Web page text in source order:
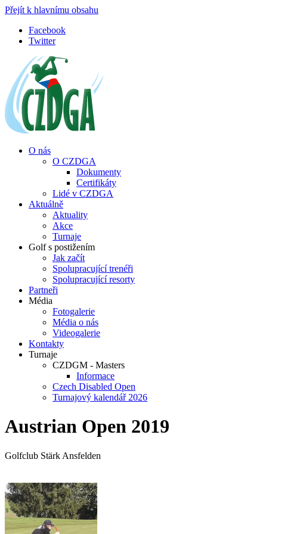
Přejít k hlavnímu obsahu
Facebook
Twitter
O nás
O CZDGA
Dokumenty
Certifikáty
Lidé v CZDGA
Aktuálně
Aktuality
Akce
Turnaje
Golf s postižením
Jak začít
Spolupracující trenéři
Spolupracující resorty
Partneři
Média
Fotogalerie
Média o nás
Videogalerie
Kontakty
Turnaje
CZDGM - Masters
Informace
Czech Disabled Open
Turnajový kalendář 2026
Austrian Open 2019
Golfclub Stärk Ansfelden